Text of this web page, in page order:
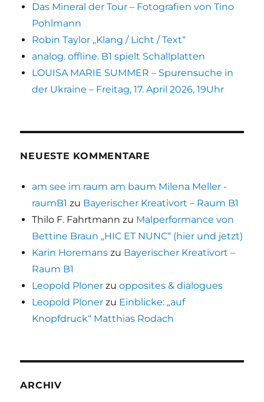
Das Mineral der Tour – Fotografien von Tino
Pohlmann
Robin Taylor „Klang / Licht / Text“
analog. offline. B1 spielt Schallplatten
LOUISA MARIE SUMMER – Spurensuche in
der Ukraine – Freitag, 17. April 2026, 19Uhr
NEUESTE KOMMENTARE
am see im raum am baum Milena Meller -
raumB1 zu Bayerischer Kreativort – Raum B1
Thilo F. Fahrtmann zu Malperformance von
Bettine Braun „HIC ET NUNC“ (hier und jetzt)
Karin Horemans zu Bayerischer Kreativort –
Raum B1
Leopold Ploner zuopposites & dialogues
Leopold Ploner zu Einblicke: „auf
Knopfdruck“ Matthias Rodach
ARCHIV